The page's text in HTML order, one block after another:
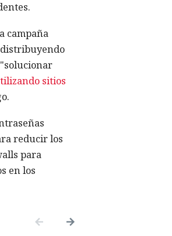
campaña
distribuyendo
sitios
reducir los
para
en los